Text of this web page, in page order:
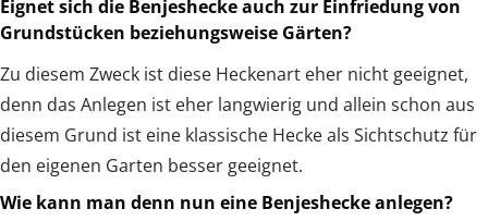
Eignet sich die Benjeshecke auch zur Einfriedung von
Grundstücken beziehungsweise Gärten?
Zu diesem Zweck ist diese Heckenart eher nicht geeignet,
denn das Anlegen ist eher langwierig und allein schon aus
diesem Grund ist eine klassische Hecke als Sichtschutz für
den eigenen Garten besser geeignet.
Wie kann man denn nun eine Benjeshecke anlegen?